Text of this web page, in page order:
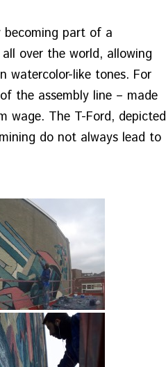
becoming part of a
over the world, allowing
watercolor-like tones. For
the assembly line – made
wage. The T-Ford, depicted
do not always lead to